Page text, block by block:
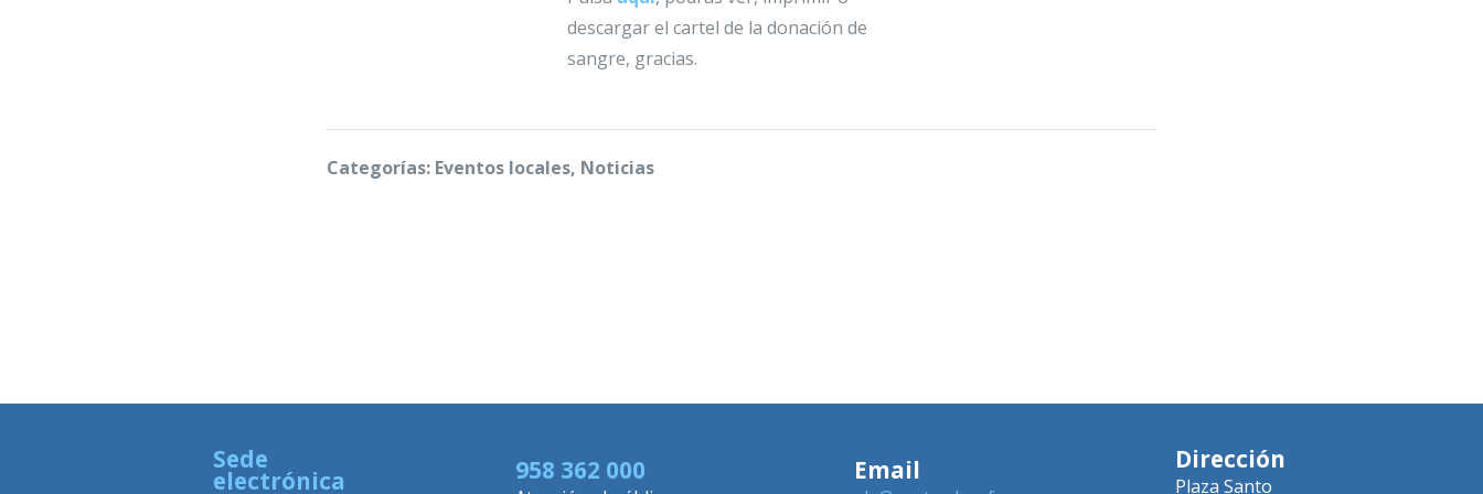
descargar el cartel de la donación de
sangre, gracias.
Categorías: Eventos locales, Noticias
Sede
electrónica 958 362 000 Email Dirección
Plaza Santo